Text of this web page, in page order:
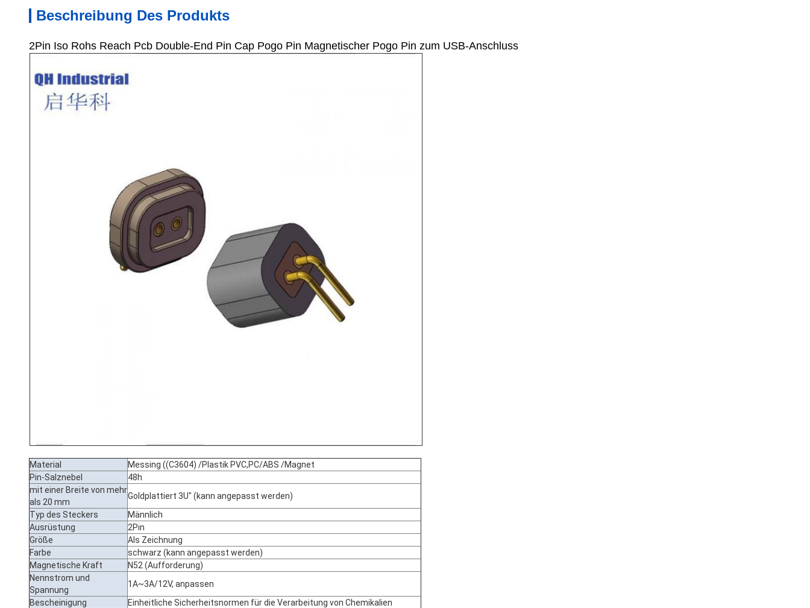
Beschreibung Des Produkts
2Pin Iso Rohs Reach Pcb Double-End Pin Cap Pogo Pin Magnetischer Pogo Pin zum USB-Anschluss
Material
Messing ((C3604) /Plastik PVC,PC/ABS /Magnet
Pin-Salznebel
48h
mit einer Breite von mehr
als 20 mm
Goldplattiert 3U" (kann angepasst werden)
Typ des Steckers
Männlich
Ausrüstung
2Pin
Größe
Als Zeichnung
Farbe
schwarz (kann angepasst werden)
Magnetische Kraft
N52 (Aufforderung)
Nennstrom und
Spannung
1A~3A/12V, anpassen
Bescheinigung
Einheitliche Sicherheitsnormen für die Verarbeitung von Chemikalien